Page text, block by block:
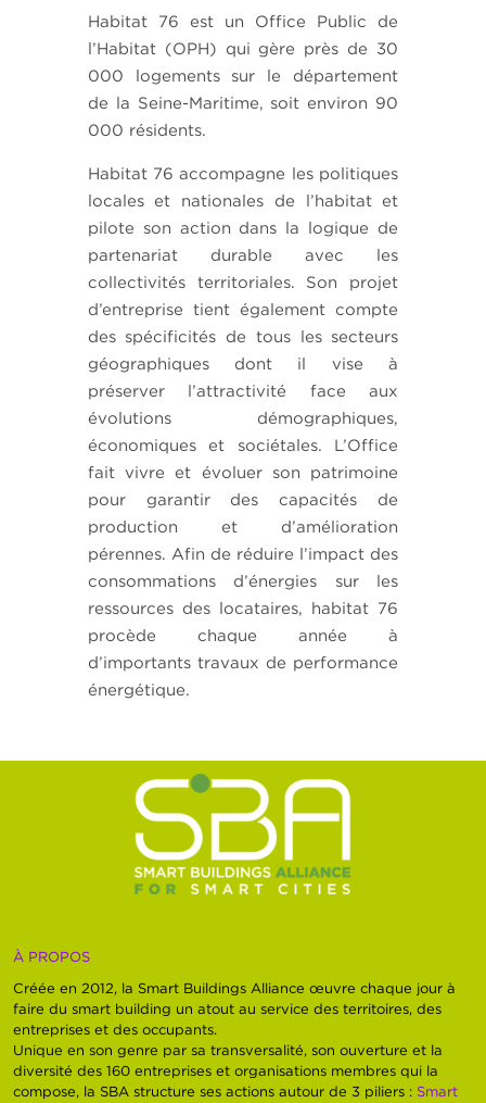
Habitat 76 est un Office Public de
l’Habitat (OPH) qui gère près de 30
000 logements sur le département
de la Seine-Maritime, soit environ 90
000 résidents.
Habitat 76 accompagne les politiques
locales et nationales de l’habitat et
pilote son action dans la logique de
partenariat durable avec les
collectivités territoriales. Son projet
d’entreprise tient également compte
des spécificités de tous les secteurs
géographiques dont il vise à
préserver l’attractivité face aux
évolutions démographiques,
économiques et sociétales. L’Office
fait vivre et évoluer son patrimoine
pour garantir des capacités de
production et d’amélioration
pérennes. Afin de réduire l’impact des
consommations d’énergies sur les
ressources des locataires, habitat 76
procède chaque année à
d’importants travaux de performance
énergétique.
À PROPOS
Créée en 2012, la Smart Buildings Alliance œuvre chaque jour à
faire du smart building un atout au service des territoires, des
entreprises et des occupants.
Unique en son genre par sa transversalité, son ouverture et la
diversité des 160 entreprises et organisations membres qui la
compose, la SBA structure ses actions autour de 3 piliers : Smart